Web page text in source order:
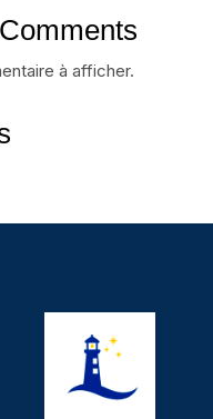
à afficher.